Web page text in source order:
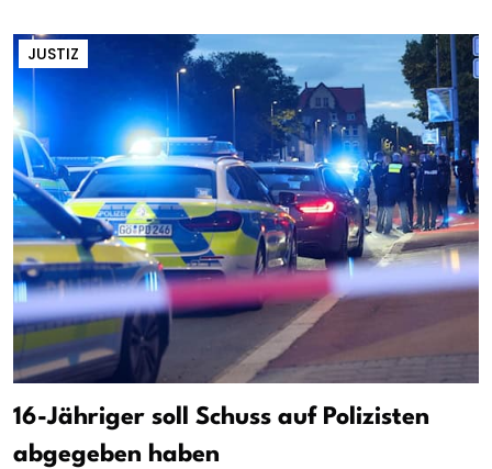
JUSTIZ
16-Jähriger soll Schuss auf Polizisten
abgegeben haben